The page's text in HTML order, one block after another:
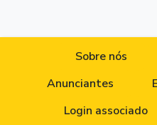
Sobre nós
Anunciantes
Login associado